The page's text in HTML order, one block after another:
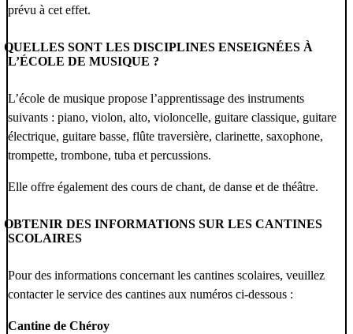
prévu à cet effet.
QUELLES SONT LES DISCIPLINES ENSEIGNÉES À
L’ÉCOLE DE MUSIQUE ?
L’école de musique propose l’apprentissage des instruments
suivants : piano, violon, alto, violoncelle, guitare classique, guitare
électrique, guitare basse, flûte traversière, clarinette, saxophone,
trompette, trombone, tuba et percussions.
Elle offre également des cours de chant, de danse et de théâtre.
OBTENIR DES INFORMATIONS SUR LES CANTINES
SCOLAIRES
Pour des informations concernant les cantines scolaires, veuillez
contacter le service des cantines aux numéros ci-dessous :
Cantine de Chéroy